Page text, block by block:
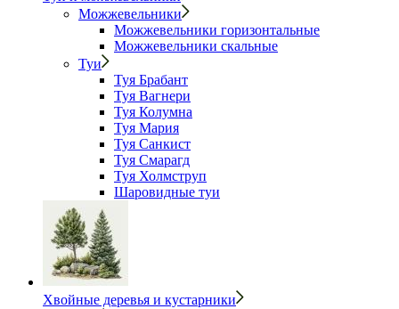
Можжевельники
Можжевельники горизонтальные
Можжевельники скальные
Туи
Туя Брабант
Туя Вагнери
Туя Колумна
Туя Мария
Туя Санкист
Туя Смарагд
Туя Холмструп
Шаровидные туи
Хвойные деревья и кустарники